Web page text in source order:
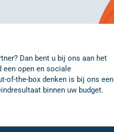
Dan bent u bij ons aan het
een open en sociale
of-the-box denken is bij ons een
binnen uw budget.